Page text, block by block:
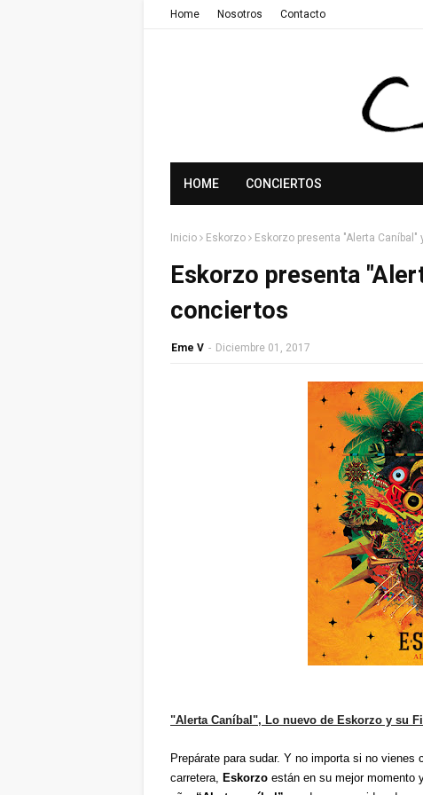
Home Nosotros Contacto
HOME CONCIERTOS
Inicio Eskorzo Eskorzo presenta "Alerta
Eskorzo presenta
conciertos
Eme V - Diciembre 01, 2017
"Alerta Caníbal", Lo nuevo de Eskorzo y su
Prepárate para sudar. Y no importa si no
carretera, Eskorzo están en su mejor momento